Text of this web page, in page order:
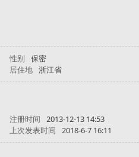
性别 保密
居住地 浙江省
注册时间 2013-12-13 14:53
上次发表时间 2018-6-7 16:11